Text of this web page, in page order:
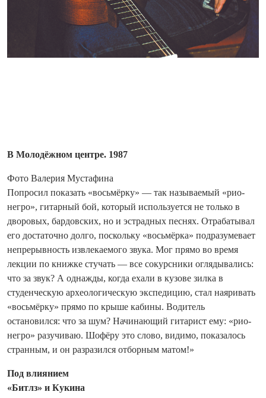
В Молодёжном центре. 1987
Фото Валерия Мустафина
Попросил показать «восьмёрку» — так называемый «рио-
негро», гитарный бой, который используется не только в
дворовых, бардовских, но и эстрадных песнях. Отрабатывал
его достаточно долго, поскольку «восьмёрка» подразумевает
непрерывность извлекаемого звука. Мог прямо во время
лекции по книжке стучать — все сокурсники оглядывались:
что за звук? А однажды, когда ехали в кузове зилка в
студенческую археологическую экспедицию, стал наяривать
«восьмёрку» прямо по крыше кабины. Водитель
остановился: что за шум? Начинающий гитарист ему: «рио-
негро» разучиваю. Шофёру это слово, видимо, показалось
странным, и он разра­зился отборным матом!»
Под влиянием
«Битлз» и Кукина